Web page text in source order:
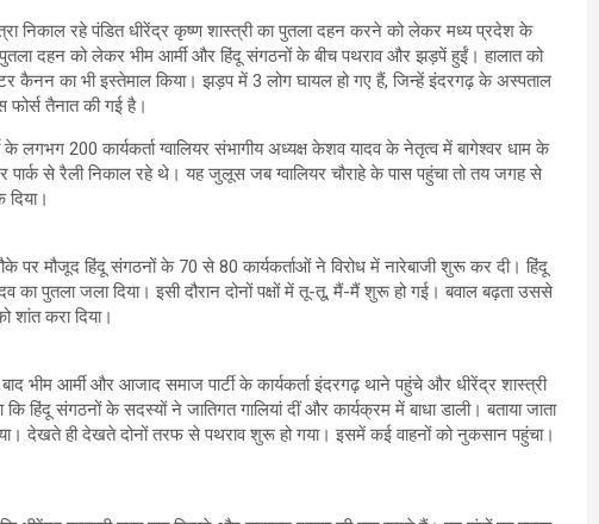
निकाल रहे पंडित धीरेंद्र कृष्ण शास्त्री का पुतला दहन करने को लेकर मध्य प्रदेश के
दहन को लेकर भीम आर्मी और हिंदू संगठनों के बीच पथराव और झड़पें हुईं। हालात को
कैनन का भी इस्तेमाल किया। झड़प में 3 लोग घायल हो गए हैं, जिन्हें इंदरगढ़ के अस्पताल
फोर्स तैनात की गई है।
के लगभग 200 कार्यकर्ता ग्वालियर संभागीय अध्यक्ष केशव यादव के नेतृत्व में बागेश्वर धाम के
से रैली निकाल रहे थे। यह जुलूस जब ग्वालियर चौराहे के पास पहुंचा तो तय जगह से
पर मौजूद हिंदू संगठनों के 70 से 80 कार्यकर्ताओं ने विरोध में नारेबाजी शुरू कर दी। हिंदू
का पुतला जला दिया। इसी दौरान दोनों पक्षों में तू-तू, मैं-मैं शुरू हो गई। बवाल बढ़ता उससे
शांत करा दिया।
भीम आर्मी और आजाद समाज पार्टी के कार्यकर्ता इंदरगढ़ थाने पहुंचे और धीरेंद्र शास्त्री
हिंदू संगठनों के सदस्यों ने जातिगत गालियां दीं और कार्यक्रम में बाधा डाली। बताया जाता
देखते ही देखते दोनों तरफ से पथराव शुरू हो गया। इसमें कई वाहनों को नुकसान पहुंचा।